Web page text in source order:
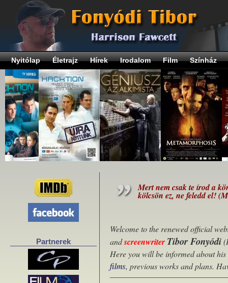
Nyitólap Életrajz Hírek Irodalom Film Színház
Partnerek
Mert nem csak te írod a
kölcsön ez, ne feledd el!
Welcome to the renewed official
andscreenwriter Tibor Fonyódi
Here you will be informed about
films, previous works and plans.